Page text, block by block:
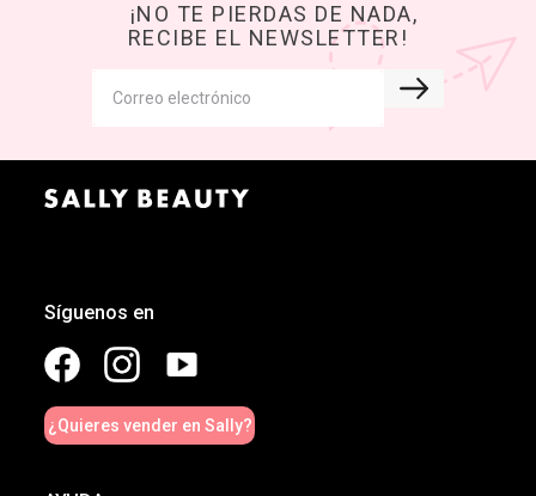
¡NO TE PIERDAS DE NADA,
RECIBE EL NEWSLETTER!
Síguenos en
¿Quieres vender en Sally?